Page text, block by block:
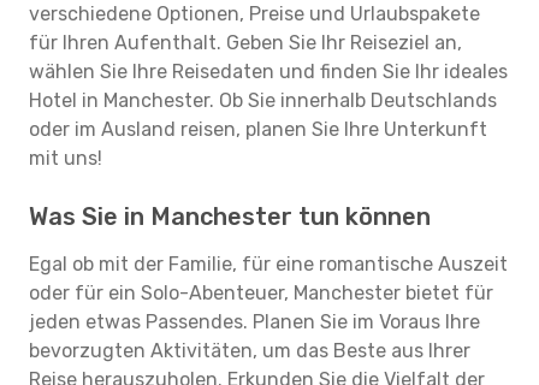
verschiedene Optionen, Preise und Urlaubspakete
für Ihren Aufenthalt. Geben Sie Ihr Reiseziel an,
wählen Sie Ihre Reisedaten und finden Sie Ihr ideales
Hotel in Manchester. Ob Sie innerhalb Deutschlands
oder im Ausland reisen, planen Sie Ihre Unterkunft
mit uns!
Was Sie in Manchester tun können
Egal ob mit der Familie, für eine romantische Auszeit
oder für ein Solo-Abenteuer, Manchester bietet für
jeden etwas Passendes. Planen Sie im Voraus Ihre
bevorzugten Aktivitäten, um das Beste aus Ihrer
Reise herauszuholen. Erkunden Sie die Vielfalt der